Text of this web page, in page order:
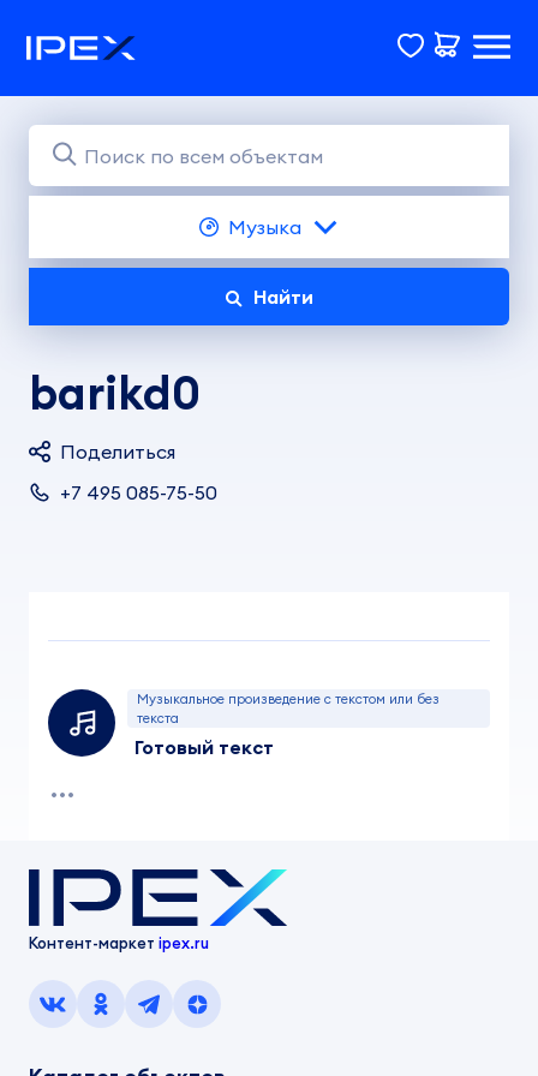
Музыка
Найти
barikd0
Поделиться
+7 495 085-75-50
Музыкальное произведение с текстом или без
текста
Готовый текст
Контент-маркет ipex.ru